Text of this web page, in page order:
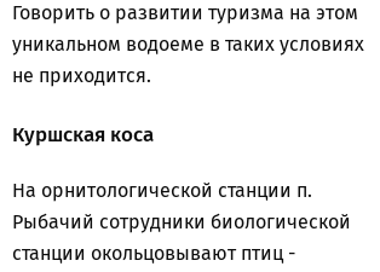
Говорить о развитии туризма на этом
уникальном водоеме в таких условиях
не приходится.
Куршская коса
На орнитологической станции п.
Рыбачий сотрудники биологической
станции окольцовывают птиц -